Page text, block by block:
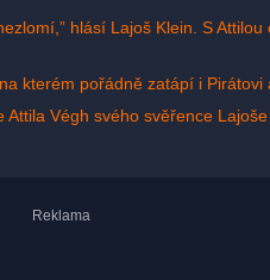
hlásí Lajoš Klein. S Attilou
kterém pořádně zatápí i Pirátovi
Attila Végh svého svěřence